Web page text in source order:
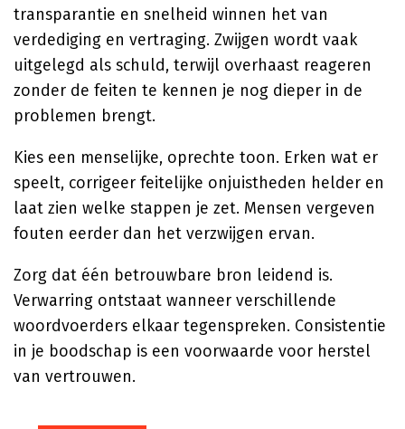
transparantie en snelheid winnen het van
verdediging en vertraging. Zwijgen wordt vaak
uitgelegd als schuld, terwijl overhaast reageren
zonder de feiten te kennen je nog dieper in de
problemen brengt.
Kies een menselijke, oprechte toon. Erken wat er
speelt, corrigeer feitelijke onjuistheden helder en
laat zien welke stappen je zet. Mensen vergeven
fouten eerder dan het verzwijgen ervan.
Zorg dat één betrouwbare bron leidend is.
Verwarring ontstaat wanneer verschillende
woordvoerders elkaar tegenspreken. Consistentie
in je boodschap is een voorwaarde voor herstel
van vertrouwen.